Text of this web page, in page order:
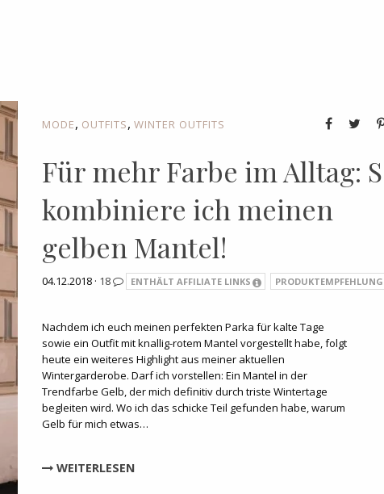
MODE, OUTFITS, WINTER OUTFITS
Für mehr Farbe im Alltag:
kombiniere ich meinen
gelben Mantel!
04.12.2018 · 18 ENTHÄLT AFFILIATE LINKS PRODUKTEMPFEHLUNG
Nachdem ich euch meinen perfekten Parka für kalte Tage
sowie ein Outfit mit knallig-rotem Mantel vorgestellt habe, folgt
heute ein weiteres Highlight aus meiner aktuellen
Wintergarderobe. Darf ich vorstellen: Ein Mantel in der
Trendfarbe Gelb, der mich definitiv durch triste Wintertage
begleiten wird. Wo ich das schicke Teil gefunden habe, warum
Gelb für mich etwas…
WEITERLESEN